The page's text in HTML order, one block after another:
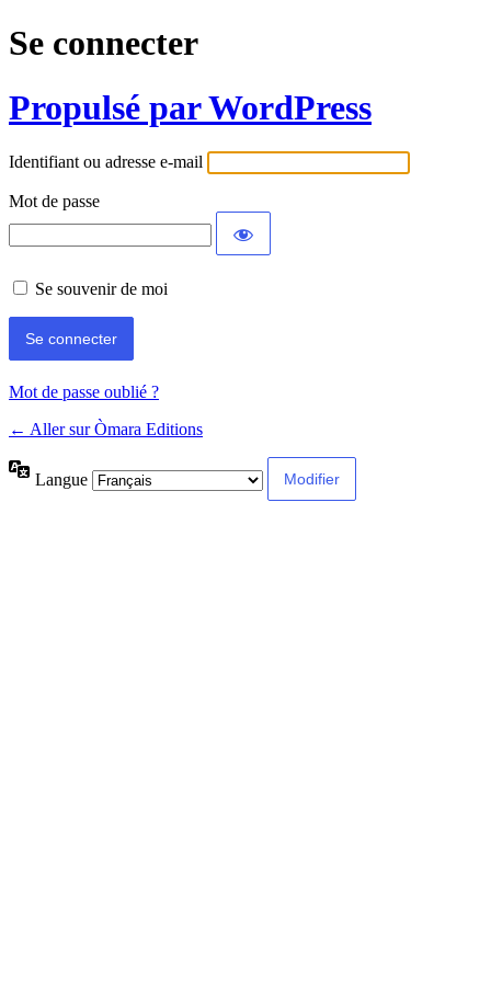
Se connecter
Propulsé par WordPress
Identifiant ou adresse e-mail
Mot de passe
Se souvenir de moi
Mot de passe oublié ?
← Aller sur Òmara Editions
Langue